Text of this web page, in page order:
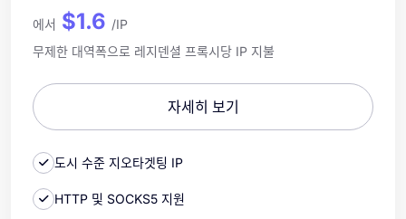
에서 $1.6 /IP
무제한 대역폭으로 레지덴셜 프록시당 IP 지불
자세히 보기
도시 수준 지오타겟팅 IP
HTTP 및 SOCKS5 지원